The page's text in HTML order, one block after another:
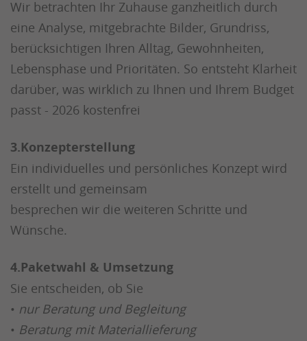
Wir betrachten Ihr Zuhause ganzheitlich durch
eine Analyse, mitgebrachte Bilder, Grundriss,
berücksichtigen Ihren Alltag, Gewohnheiten,
Lebensphase und Prioritäten. So entsteht Klarheit
darüber, was wirklich zu Ihnen und Ihrem Budget
passt - 2026 kostenfrei
3.Konzepterstellung
Ein individuelles und persönliches Konzept wird
erstellt und gemeinsam
besprechen wir die weiteren Schritte und
Wünsche.
4.Paketwahl & Umsetzung
Sie entscheiden, ob Sie
• nur Beratung und Begleitung
• Beratung mit Materiallieferung